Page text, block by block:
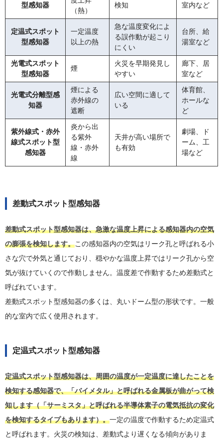
型感知器
（熱）
検知 室内など
定温式スポット
型感知器
一定温度
以上の熱
急な温度変化によ
る誤作動が起こり
にくい
台所、給
湯室など
光電式スポット
型感知器
煙
火災を早期発見し
やすい
廊下、居
室など
光電式分離型感
知器
煙による
赤外線の
遮断
広い空間に適して
いる
体育館、
ホールな
ど
紫外線式・赤外
線式スポット型
感知器
炎から出
る紫外
線・赤外
線
天井が高い場所で
も有効
劇場、ド
ーム、工
場など
差動式スポット型感知器
差動式スポット型感知器は、急激な温度上昇による感知器内の空気
の膨張を検知します。この感知器内の空気はリーク孔と呼ばれる小
さな穴で外気と通じており、穏やかな温度上昇ではリーク孔から空
気が抜けていくので作動しません。温度差で作動するため差動式と
呼ばれています。
差動式スポット型感知器の多くは、丸いドーム型の形状です。一般
的な室内で広く使用されます。
定温式スポット型感知器
定温式スポット型感知器は、周囲の温度が一定温度に達したことを
検知する感知器で、「バイメタル」と呼ばれる金属板が曲がって検
知します（「サーミスタ」と呼ばれる半導体素子の電気抵抗の変化
を検知するタイプもあります）。一定の温度で作動するため定温式
と呼ばれます。火災の検知は、差動式より遅くなる傾向がありま